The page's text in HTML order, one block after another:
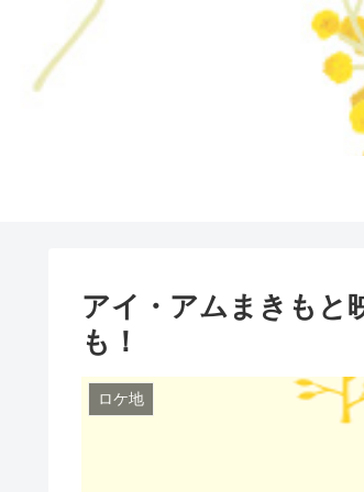
アイ・アムまきもと
も！
ロケ地